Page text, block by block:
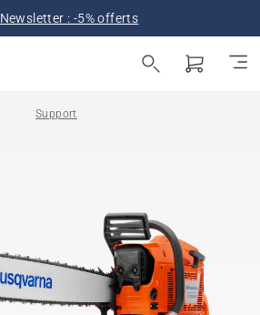
Newsletter : -5% offerts
Support